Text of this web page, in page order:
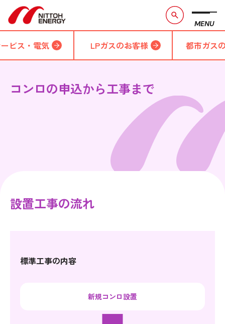
MENU
ビス・電気 LPガスのお客様 都市ガス
コンロの申込から工事まで
設置工事の流れ
標準工事の内容
新規コンロ設置